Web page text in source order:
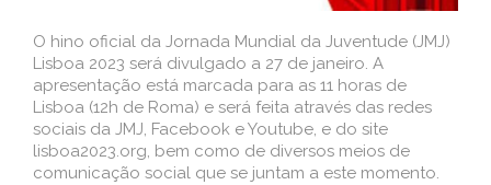
O hino oficial da Jornada Mundial da Juventude (JMJ)
Lisboa 2023 será divulgado a 27 de janeiro. A
apresentação está marcada para as 11 horas de
Lisboa (12h de Roma) e será feita através das redes
sociais da JMJ, Facebook e Youtube, e do site
lisboa2023.org, bem como de diversos meios de
comunicação social que se juntam a este momento.